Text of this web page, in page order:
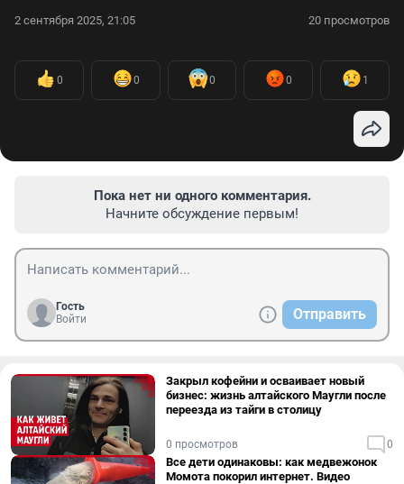
2 сентября 2025, 21:05 20 просмотров
0 0 0 0 1
Пока нет ни одного комментария.
Начните обсуждение первым!
Гость
Войти
Отправить
Закрыл кофейни и осваивает новый
бизнес: жизнь алтайского Маугли после
переезда из тайги в столицу
0 просмотров 0
Все дети одинаковы: как медвежонок
Момота покорил интернет. Видео